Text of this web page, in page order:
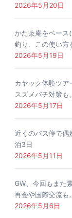
2026年5月20日
かたゑ庵をベース
釣り、この使い方
2026年5月19日
カヤック体験ツア
スズメバチ対策も。
2026年5月17日
近くのバス停で
泊3日
2026年5月11日
GW、今回もまた
再会や国際交流も。
2026年5月6日